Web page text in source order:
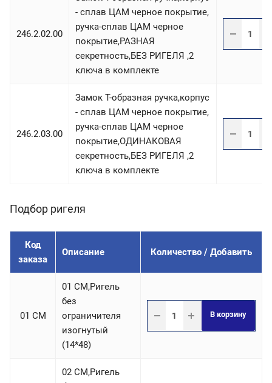
246.2.02.00
- сплав ЦАМ черное покрытие,
ручка-сплав ЦАМ черное
покрытие,РАЗНАЯ
секретность,БЕЗ РИГЕЛЯ ,2
ключа в комплекте
246.2.03.00
Замок T-образная ручка,корпус
- сплав ЦАМ черное покрытие,
ручка-сплав ЦАМ черное
покрытие,ОДИНАКОВАЯ
секретность,БЕЗ РИГЕЛЯ ,2
ключа в комплекте
Подбор ригеля
Код
заказа
Описание Количество / Добавить
01 СM
01 СM,Ригель
без
ограничителя
изогнутый
(14*48)
В корзину
02 СM,Ригель